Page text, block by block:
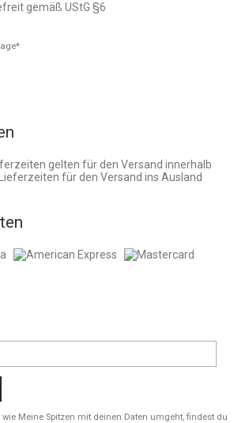
gemäß UStG §6
gelten für den Versand innerhalb
für den Versand ins Ausland
Meine Spitzen mit deinen Daten umgeht, findest du